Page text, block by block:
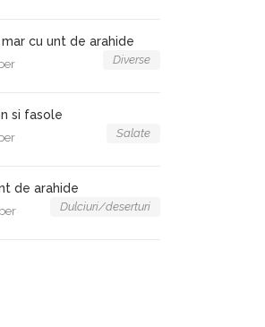
cu unt de arahide
Diverse
si fasole
Salate
de arahide
Dulciuri/deserturi